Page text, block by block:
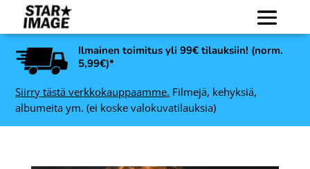
Ilmainen toimitus yli 99€ tilauksiin! (norm.
5,99€)*
Siirry tästä verkkokauppaamme. Filmejä, kehyksiä,
albumeita ym. (ei koske valokuvatilauksia)